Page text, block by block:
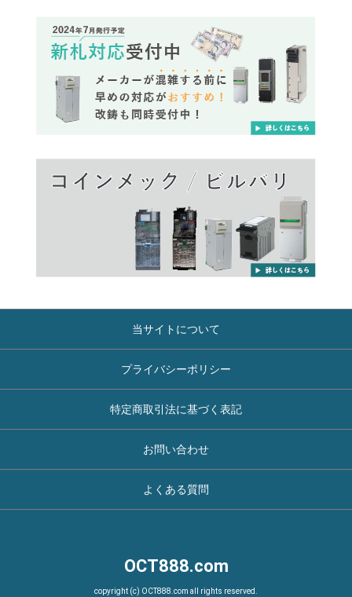
当サイトについて
プライバシーポリシー
特定商取引法に基づく表記
お問い合わせ
よくある質問
OCT888.com
copyright (c) OCT888.com all rights reserved.